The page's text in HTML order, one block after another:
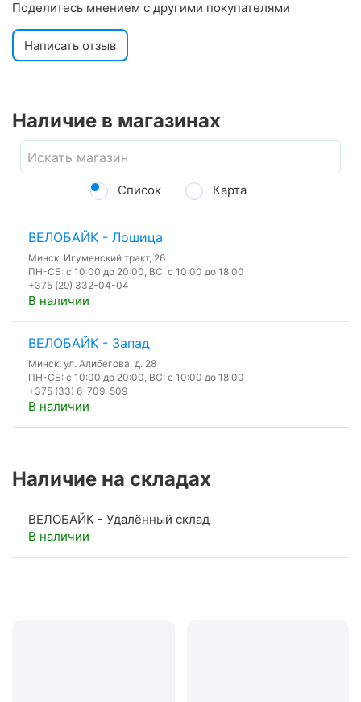
Поделитесь мнением с другими покупателями
Написать отзыв
Наличие в магазинах
Список Карта
ВЕЛОБАЙК - Лошица
Минск, Игуменский тракт, 26
ПН-СБ: с 10:00 до 20:00, ВС: с 10:00 до 18:00
+375 (29) 332-04-04
В наличии
ВЕЛОБАЙК - Запад
Минск, ул. Алибегова, д. 28
ПН-СБ: с 10:00 до 20:00, ВС: с 10:00 до 18:00
+375 (33) 6-709-509
В наличии
Наличие на складах
ВЕЛОБАЙК - Удалённый склад
В наличии